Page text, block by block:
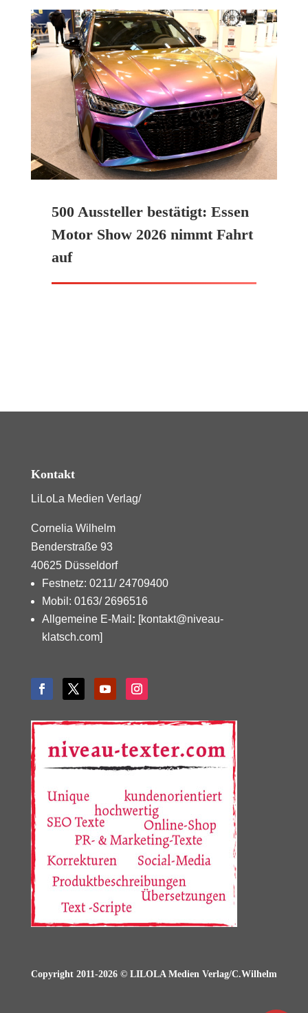
500 Aussteller bestätigt: Essen
Motor Show 2026 nimmt Fahrt
auf
Kontakt
LiLoLa Medien Verlag/
Cornelia Wilhelm
Benderstraße 93
40625 Düsseldorf
Festnetz: 0211/ 24709400
Mobil: 0163/ 2696516
Allgemeine E-Mail : [kontakt@niveau-
klatsch.com]
Copyright 2011-2026 © LILOLA Medien Verlag/C.Wilhelm